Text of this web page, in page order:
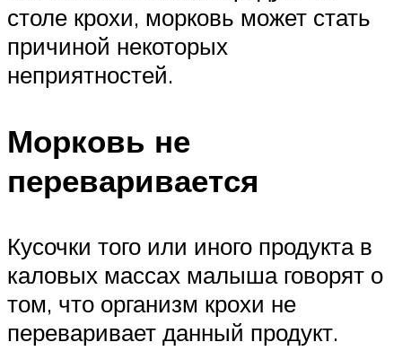
столе крохи, морковь может стать
причиной некоторых
неприятностей.
Морковь не
переваривается
Кусочки того или иного продукта в
каловых массах малыша говорят о
том, что организм крохи не
переваривает данный продукт.